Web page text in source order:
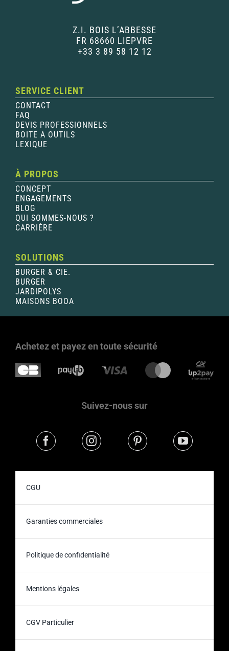
Z.I. BOIS L’ABBESSE
FR 68660 LIEPVRE
+33 3 89 58 12 12
SERVICE CLIENT
CONTACT
FAQ
DEVIS PROFESSIONNELS
BOITE A OUTILS
LEXIQUE
À PROPOS
CONCEPT
ENGAGEMENTS
BLOG
QUI SOMMES-NOUS ?
CARRIÈRE
SOLUTIONS
BURGER & CIE.
BURGER
JARDIPOLYS
MAISONS BOOA
Achetez et payez en toute sécurité
Suivez-nous sur
CGU
Garanties commerciales
Politique de confidentialité
Mentions légales
CGV Particulier